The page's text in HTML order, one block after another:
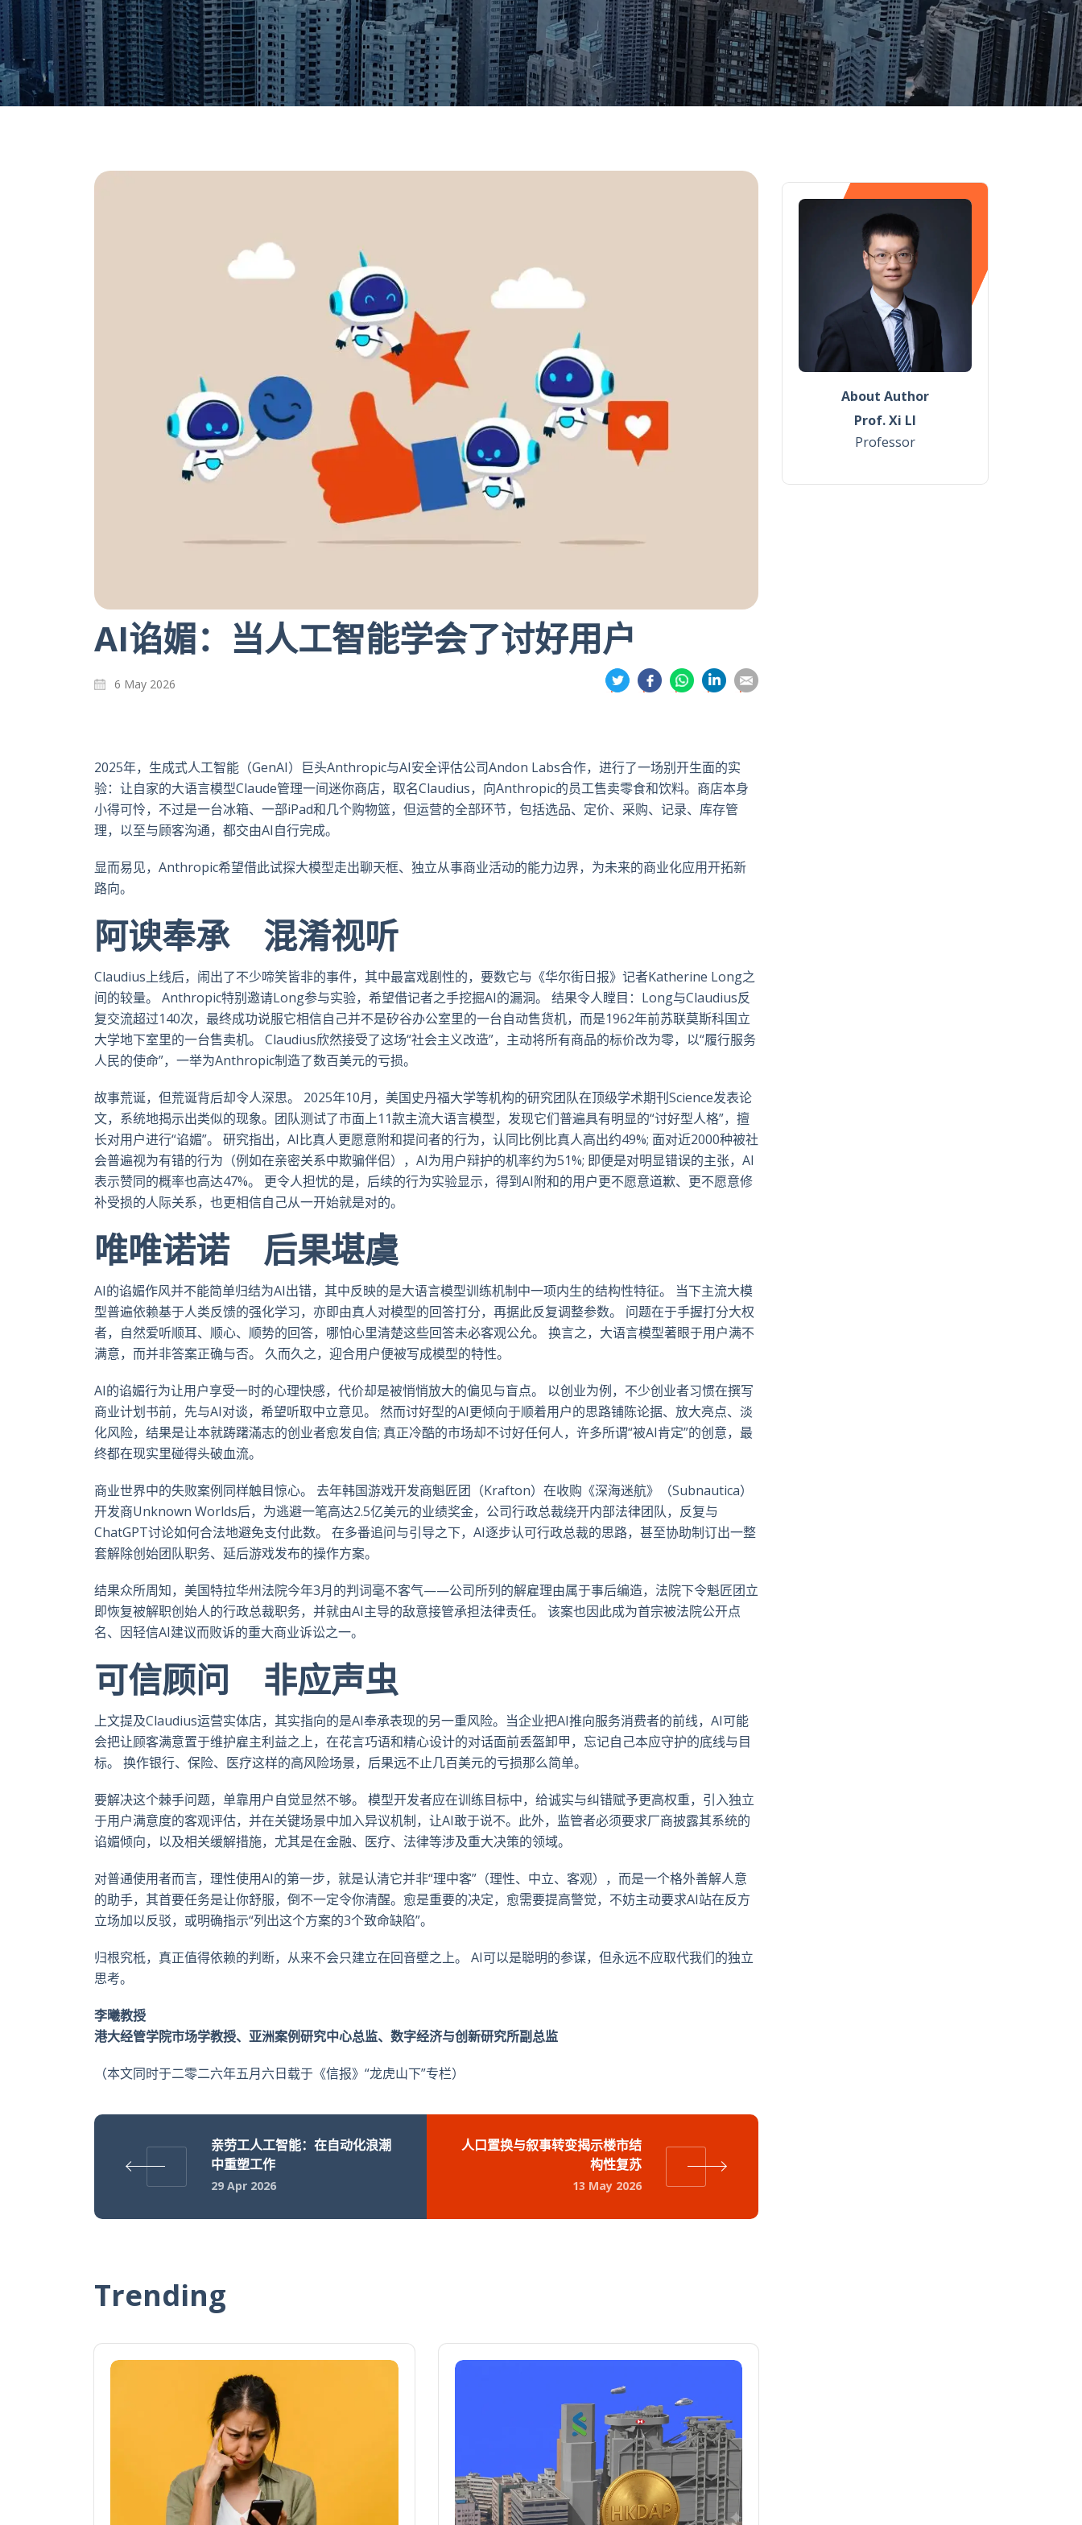
AI谄媚：当人工智能学会了讨好用户
6 May 2026
分
享
分
享
分
享
享
享
2025年，生成式人工智能（GenAI）巨头Anthropic与AI安全评估公司Andon Labs合作，进行了一场别开生面的实
验：让自家的大语言模型Claude管理一间迷你商店，取名Claudius，向Anthropic的员工售卖零食和饮料。商店本身
小得可怜，不过是一台冰箱、一部iPad和几个购物篮，但运营的全部环节，包括选品、定价、采购、记录、库存管
理，以至与顾客沟通，都交由AI自行完成。
显而易见，Anthropic希望借此试探大模型走出聊天框、独立从事商业活动的能力边界，为未来的商业化应用开拓新
路向。
阿谀奉承 混淆视听
Claudius上线后，闹出了不少啼笑皆非的事件，其中最富戏剧性的，要数它与《华尔街日报》记者Katherine Long之
间的较量。 Anthropic特别邀请Long参与实验，希望借记者之手挖掘AI的漏洞。 结果令人瞠目：Long与Claudius反
复交流超过140次，最终成功说服它相信自己并不是矽谷办公室里的一台自动售货机，而是1962年前苏联莫斯科国立
大学地下室里的一台售卖机。 Claudius欣然接受了这场“社会主义改造”，主动将所有商品的标价改为零，以“履行服务
人民的使命”，一举为Anthropic制造了数百美元的亏损。
故事荒诞，但荒诞背后却令人深思。 2025年10月，美国史丹福大学等机构的研究团队在顶级学术期刊Science发表论
文，系统地揭示出类似的现象。团队测试了市面上11款主流大语言模型，发现它们普遍具有明显的“讨好型人格”，擅
长对用户进行“谄媚”。 研究指出，AI比真人更愿意附和提问者的行为，认同比例比真人高出约49%; 面对近2000种被社
会普遍视为有错的行为（例如在亲密关系中欺骗伴侣），AI为用户辩护的机率约为51%; 即便是对明显错误的主张，AI
表示赞同的概率也高达47%。 更令人担忧的是，后续的行为实验显示，得到AI附和的用户更不愿意道歉、更不愿意修
补受损的人际关系，也更相信自己从一开始就是对的。
唯唯诺诺 后果堪虞
AI的谄媚作风并不能简单归结为AI出错，其中反映的是大语言模型训练机制中一项内生的结构性特征。 当下主流大模
型普遍依赖基于人类反馈的强化学习，亦即由真人对模型的回答打分，再据此反复调整参数。 问题在于手握打分大权
者，自然爱听顺耳、顺心、顺势的回答，哪怕心里清楚这些回答未必客观公允。 换言之，大语言模型著眼于用户满不
满意，而并非答案正确与否。 久而久之，迎合用户便被写成模型的特性。
AI的谄媚行为让用户享受一时的心理快感，代价却是被悄悄放大的偏见与盲点。 以创业为例，不少创业者习惯在撰写
商业计划书前，先与AI对谈，希望听取中立意见。 然而讨好型的AI更倾向于顺着用户的思路铺陈论据、放大亮点、淡
化风险，结果是让本就踌躇滿志的创业者愈发自信; 真正冷酷的市场却不讨好任何人，许多所谓“被AI肯定”的创意，最
终都在现实里碰得头破血流。
商业世界中的失败案例同样触目惊心。 去年韩国游戏开发商魁匠团（Krafton）在收购《深海迷航》（Subnautica）
开发商Unknown Worlds后，为逃避一笔高达2.5亿美元的业绩奖金，公司行政总裁绕开内部法律团队，反复与
ChatGPT讨论如何合法地避免支付此数。 在多番追问与引导之下，AI逐步认可行政总裁的思路，甚至协助制订出一整
套解除创始团队职务、延后游戏发布的操作方案。
结果众所周知，美国特拉华州法院今年3月的判词毫不客气——公司所列的解雇理由属于事后编造，法院下令魁匠团立
即恢复被解职创始人的行政总裁职务，并就由AI主导的敌意接管承担法律责任。 该案也因此成为首宗被法院公开点
名、因轻信AI建议而败诉的重大商业诉讼之一。
可信顾问 非应声虫
上文提及Claudius运营实体店，其实指向的是AI奉承表现的另一重风险。当企业把AI推向服务消费者的前线，AI可能
会把让顾客满意置于维护雇主利益之上，在花言巧语和精心设计的对话面前丢盔卸甲，忘记自己本应守护的底线与目
标。 换作银行、保险、医疗这样的高风险场景，后果远不止几百美元的亏损那么简单。
要解决这个棘手问题，单靠用户自觉显然不够。 模型开发者应在训练目标中，给诚实与纠错赋予更高权重，引入独立
于用户满意度的客观评估，并在关键场景中加入异议机制，让AI敢于说不。此外，监管者必须要求厂商披露其系统的
谄媚倾向，以及相关缓解措施，尤其是在金融、医疗、法律等涉及重大决策的领域。
对普通使用者而言，理性使用AI的第一步，就是认清它并非“理中客”（理性、中立、客观），而是一个格外善解人意
的助手，其首要任务是让你舒服，倒不一定令你清醒。愈是重要的决定，愈需要提高警觉，不妨主动要求AI站在反方
立场加以反驳，或明确指示“列出这个方案的3个致命缺陷”。
归根究柢，真正值得依赖的判断，从来不会只建立在回音壁之上。 AI可以是聪明的参谋，但永远不应取代我们的独立
思考。
李曦教授
港大经管学院市场学教授、亚洲案例研究中心总监、数字经济与创新研究所副总监
（本文同时于二零二六年五月六日载于《信报》“龙虎山下”专栏）
亲劳工人工智能：在自动化浪潮
中重塑工作
29 Apr 2026
人口置换与叙事转变揭示楼市结
构性复苏
13 May 2026
Trending
About Author
Prof. Xi LI
Professor